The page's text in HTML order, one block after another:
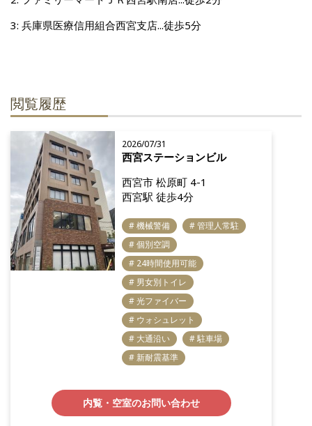
3: 兵庫県医療信用組合西宮支店...徒歩5分
閲覧履歴
2026/07/31
西宮ステーションビル
西宮市 松原町 4-1
西宮駅 徒歩4分
# 機械警備
# 管理人常駐
# 個別空調
# 24時間使用可能
# 男女別トイレ
# 光ファイバー
# ウォシュレット
# 大通沿い
# 駐車場
# 新耐震基準
内覧・空室のお問い合わせ